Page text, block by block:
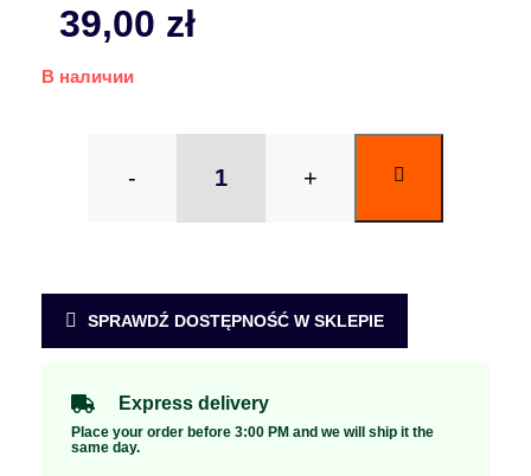
39,00 zł
В наличии
- +
SPRAWDŹ DOSTĘPNOŚĆ W SKLEPIE
Express delivery
Place your order before 3:00 PM and we will ship it the
same day.